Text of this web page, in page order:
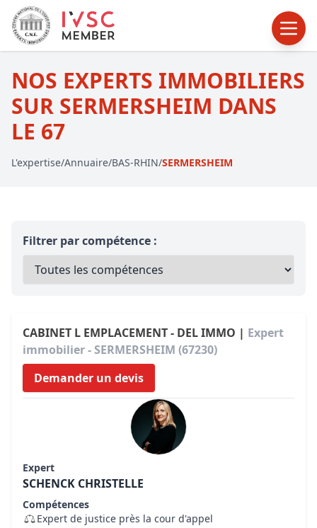
NOS EXPERTS IMMOBILIERS
SUR SERMERSHEIM DANS
LE 67
L'expertise/Annuaire/BAS-RHIN/SERMERSHEIM
Filtrer par compétence :
CABINET L EMPLACEMENT - DEL IMMO | Expert
immobilier - SERMERSHEIM (67230)
Demander un devis
Expert
SCHENCK CHRISTELLE
Compétences
Expert de justice près la cour d'appel